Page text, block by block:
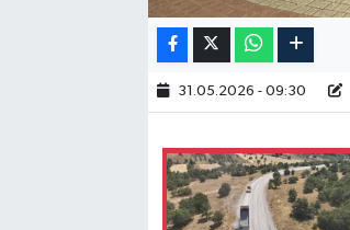
31.05.2026 - 09:30